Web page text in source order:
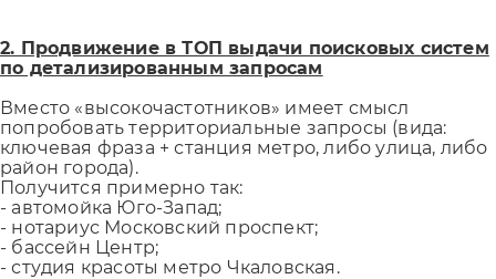
2. Продвижение в ТОП выдачи поисковых систем
по детализированным запросам
Вместо «высокочастотников» имеет смысл
попробовать территориальные запросы (вида:
ключевая фраза + станция метро, либо улица, либо
район города).
Получится примерно так:
- автомойка Юго-Запад;
- нотариус Московский проспект;
- бассейн Центр;
- студия красоты метро Чкаловская.